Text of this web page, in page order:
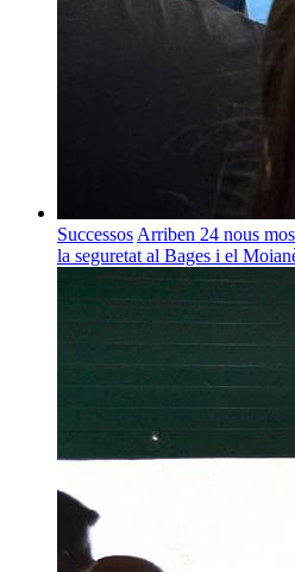
Successos Arriben 24 nous
la seguretat al Bages i el